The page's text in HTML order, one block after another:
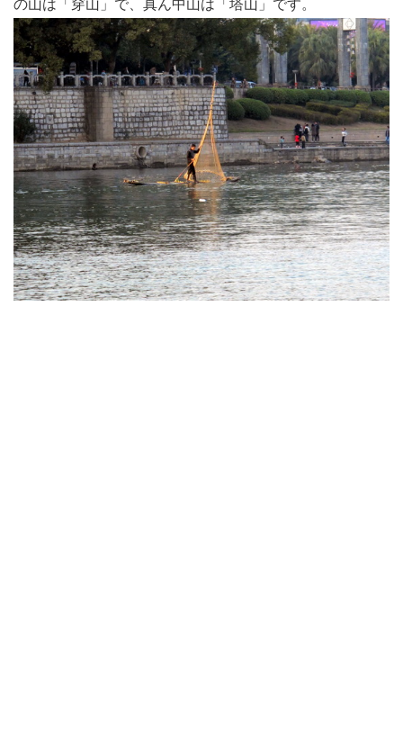
の山は「穿山」で、真ん中山は「塔山」です。